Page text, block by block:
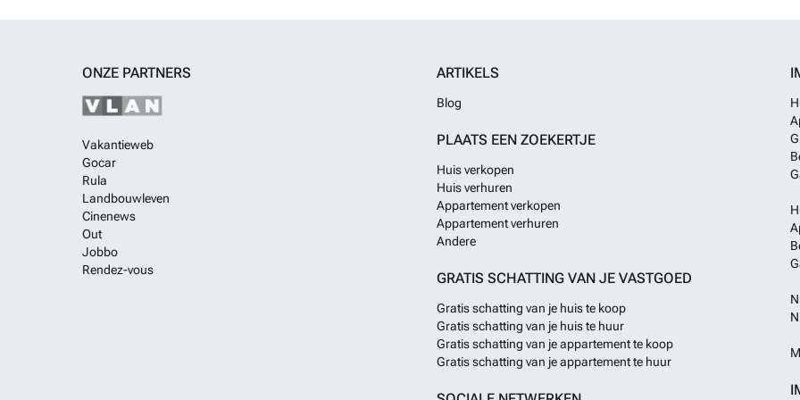
ruime
zonnige tuin
privacy
tegelijk mooie
uitzonderlijke
is naar een
Neem
Ontdek zelf
ONZE PARTNERS
Vakantieweb
Gocar
Rula
Landbouwleven
Cinenews
Out
Jobbo
Rendez-vous
ARTIKELS
Blog
PLAATS EEN ZOEKERTJE
Huis verkopen
Huis verhuren
Appartement verkopen
Appartement verhuren
Andere
GRATIS SCHATTING VAN JE VASTGOED
Gratis schatting van je huis te koop
Gratis schatting van je huis te huur
Gratis schatting van je appartement te koop
Gratis schatting van je appartement te huur